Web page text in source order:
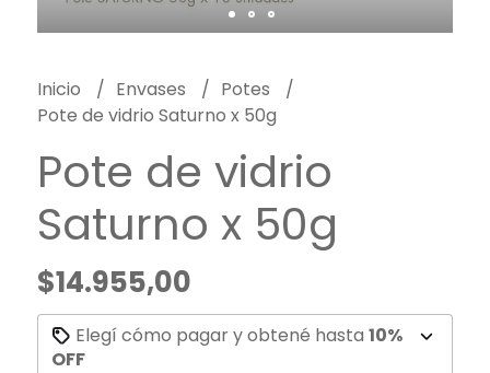
Inicio Envases
Potes
Pote de vidrio Saturno x 50g
Pote de vidrio
Saturno x 50g
$14.955,00
Elegí cómo pagar y obtené hasta 10%
OFF